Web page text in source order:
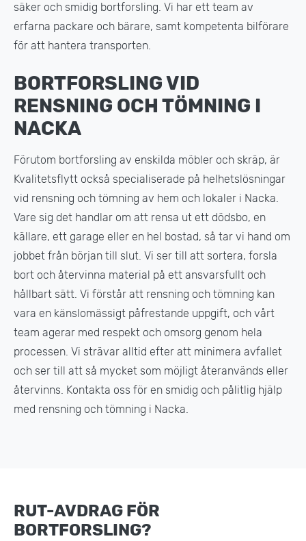
säker och smidig bortforsling. Vi har ett team av
erfarna packare och bärare, samt kompetenta bilförare
för att hantera transporten.
BORTFORSLING VID
RENSNING OCH TÖMNING I
NACKA
Förutom bortforsling av enskilda möbler och skräp, är
Kvalitetsflytt också specialiserade på helhetslösningar
vid rensning och tömning av hem och lokaler i Nacka.
Vare sig det handlar om att rensa ut ett dödsbo, en
källare, ett garage eller en hel bostad, så tar vi hand om
jobbet från början till slut. Vi ser till att sortera, forsla
bort och återvinna material på ett ansvarsfullt och
hållbart sätt. Vi förstår att rensning och tömning kan
vara en känslomässigt påfrestande uppgift, och vårt
team agerar med respekt och omsorg genom hela
processen. Vi strävar alltid efter att minimera avfallet
och ser till att så mycket som möjligt återanvänds eller
återvinns. Kontakta oss för en smidig och pålitlig hjälp
med rensning och tömning i Nacka.
RUT-AVDRAG FÖR
BORTFORSLING?